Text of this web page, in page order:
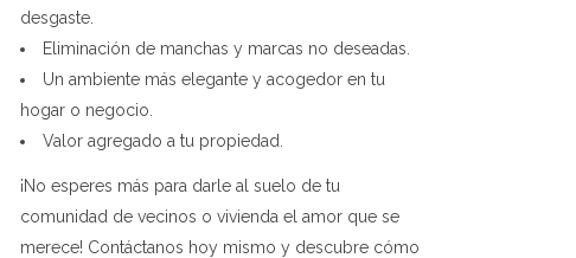
desgaste.
Eliminación de manchas y marcas no deseadas.
Un ambiente más elegante y acogedor en tu
hogar o negocio.
Valor agregado a tu propiedad.
¡No esperes más para darle al suelo de tu
comunidad de vecinos o vivienda el amor que se
merece! Contáctanos hoy mismo y descubre cómo